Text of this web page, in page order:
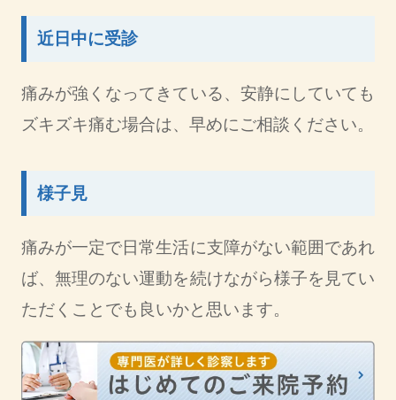
近日中に受診
痛みが強くなってきている、安静にしていても
ズキズキ痛む場合は、早めにご相談ください。
様子見
痛みが一定で日常生活に支障がない範囲であれ
ば、無理のない運動を続けながら様子を見てい
ただくことでも良いかと思います。